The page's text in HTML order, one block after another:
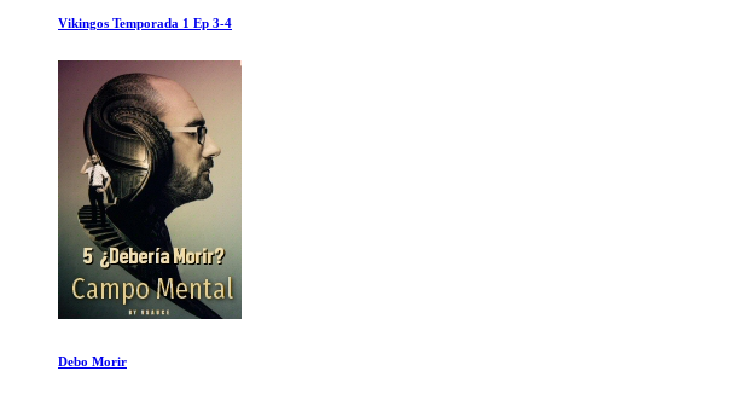
Un momento de inspiracion
El viaje del Emperador